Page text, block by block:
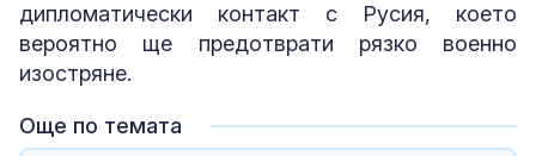
дипломатически контакт с Русия, което
вероятно ще предотврати рязко военно
изостряне.
Още по темата